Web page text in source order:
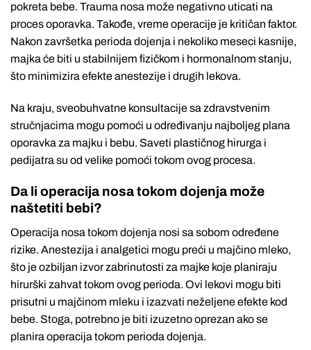
pokreta bebe. Trauma nosa može negativno uticati na
proces oporavka. Takođe, vreme operacije je kritičan faktor.
Nakon završetka perioda dojenja i nekoliko meseci kasnije,
majka će biti u stabilnijem fizičkom i hormonalnom stanju,
što minimizira efekte anestezije i drugih lekova.
Na kraju, sveobuhvatne konsultacije sa zdravstvenim
stručnjacima mogu pomoći u određivanju najboljeg plana
oporavka za majku i bebu. Saveti plastičnog hirurga i
pedijatra su od velike pomoći tokom ovog procesa.
Da li operacija nosa tokom dojenja može
naštetiti bebi?
Operacija nosa tokom dojenja nosi sa sobom određene
rizike. Anestezija i analgetici mogu preći u majčino mleko,
što je ozbiljan izvor zabrinutosti za majke koje planiraju
hirurški zahvat tokom ovog perioda. Ovi lekovi mogu biti
prisutni u majčinom mleku i izazvati neželjene efekte kod
bebe. Stoga, potrebno je biti izuzetno oprezan ako se
planira operacija tokom perioda dojenja.